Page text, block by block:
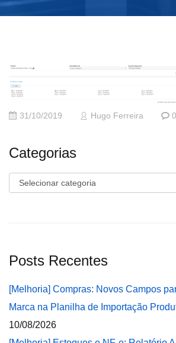
31/10/2019 Hugo Ferreira
Categorias
Categorias
Posts Recentes
[Melhoria] Compras: Novos Campos
Marca na Planilha de Importação
10/08/2026